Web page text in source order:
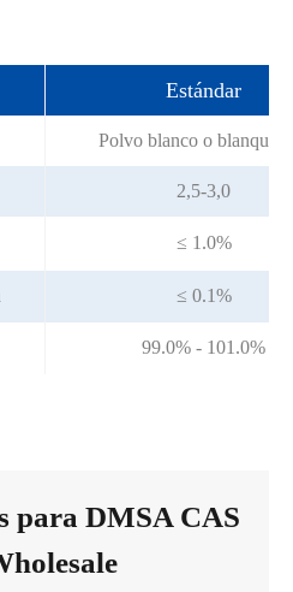
Estándar
Polvo blanco o
2,5-3,0
≤ 1.0%
≤ 0.1%
99.0% - 101.0%
para DMSA CAS